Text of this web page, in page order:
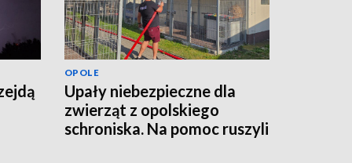
OPOLE
Upały niebezpieczne dla
zwierząt z opolskiego
schroniska. Na pomoc ruszyli